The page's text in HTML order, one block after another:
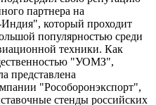
партнера на
который проходит
популярностью среди
техники. Как
"УОМЗ",
представлена
"Рособоронэкспорт",
стенды российских